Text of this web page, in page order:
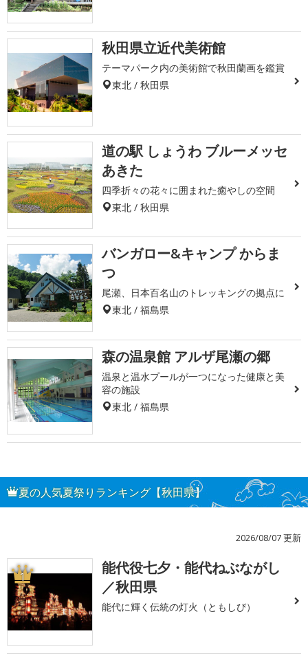
秋田県立近代美術館
テーマパーク内の美術館で秋田蘭画を鑑賞
東北 / 秋田県
道の駅 しょうわ ブルーメッセ
あきた
四季折々の花々に囲まれた癒やしの空間
東北 / 秋田県
バンガロー&キャンプ からま
つ
尾瀬、日本百名山のトレッキングの拠点に
東北 / 福島県
森の温泉館 アルザ尾瀬の郷
温泉と温水プールが一つになった健康と美
容の施設
東北 / 福島県
夏の人気夏祭りランキング【秋田県】
2026/08/07 更新
1
能代役七夕・能代ねぶながし
／秋田県
能代に輝く伝統の灯火（ともしび）